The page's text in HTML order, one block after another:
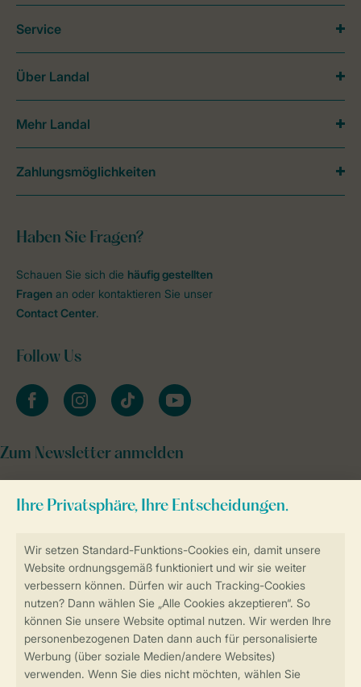
Sicher und schnell zur Online-Buchung
Sichere Datenübertragung
Sicheres Bezahlen
Haben Sie Fragen?
Schauen Sie sich die häufig gestellten
Fragen an oder kontaktieren Sie unser
Contact Center.
Follow Us
facebookinstagramtiktok youtube
Zum Newsletter anmelden
Service
Über Landal
Mehr Landal
Zahlungsmöglichkeiten